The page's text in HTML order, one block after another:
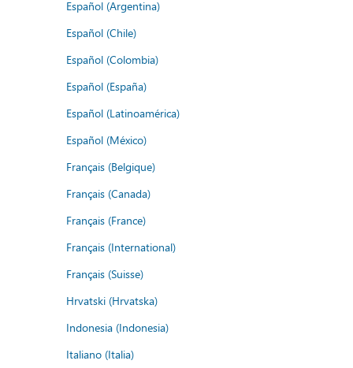
Español (Argentina)
Español (Chile)
Español (Colombia)
Español (España)
Español (Latinoamérica)
Español (México)
Français (Belgique)
Français (Canada)
Français (France)
Français (International)
Français (Suisse)
Hrvatski (Hrvatska)
Indonesia (Indonesia)
Italiano (Italia)